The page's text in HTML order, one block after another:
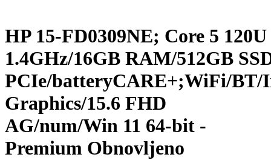
HP 15-FD0309NE; Core 5 120U
1.4GHz/16GB RAM/512GB
PCIe/batteryCARE+;WiFi/BT/
Graphics/15.6 FHD
AG/num/Win 11 64-bit -
Premium Obnovljeno